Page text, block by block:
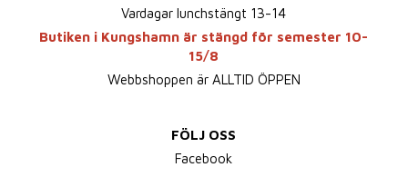
Vardagar lunchstängt 13-14
Butiken i Kungshamn är stängd för semester 10-
15/8
Webbshoppen är ALLTID ÖPPEN
FÖLJ OSS
Facebook